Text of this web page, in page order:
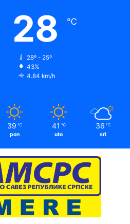
28 ℃
28º - 25º
43%
4.84 km/h
39 ℃
pon
41 ℃
uto
36 ℃
sri